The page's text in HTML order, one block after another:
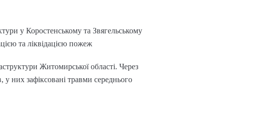
у Коростенському та Звягельському
та ліквідацією пожеж
Житомирської області. Через
них зафіксовані травми середнього